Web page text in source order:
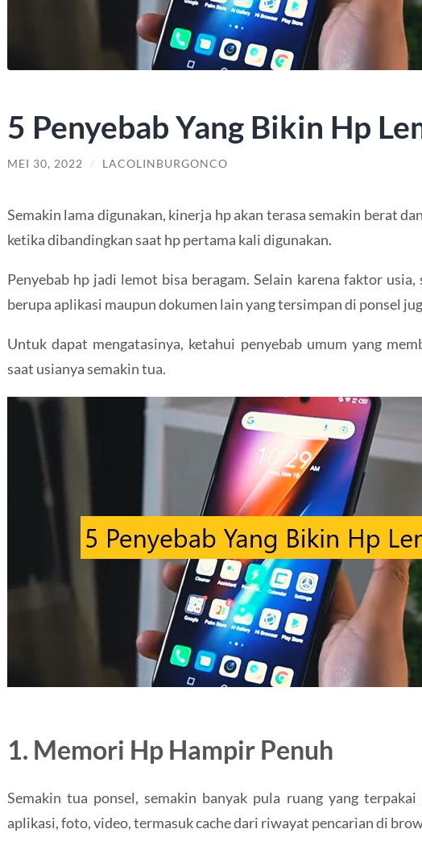
5 Penyebab Yang Bikin Hp
MEI 30, 2022 / LACOLINBURGONCO
Semakin lama digunakan, kinerja hp akan terasa semakin berat
ketika dibandingkan saat hp pertama kali digunakan.
Penyebab hp jadi lemot bisa beragam. Selain karena faktor usia,
berupa aplikasi maupun dokumen lain yang tersimpan di ponsel
Untuk dapat mengatasinya, ketahui penyebab umum yang
saat usianya semakin tua.
1. Memori Hp Hampir Penuh
Semakin tua ponsel, semakin banyak pula ruang yang
aplikasi, foto, video, termasuk cache dari riwayat pencarian di